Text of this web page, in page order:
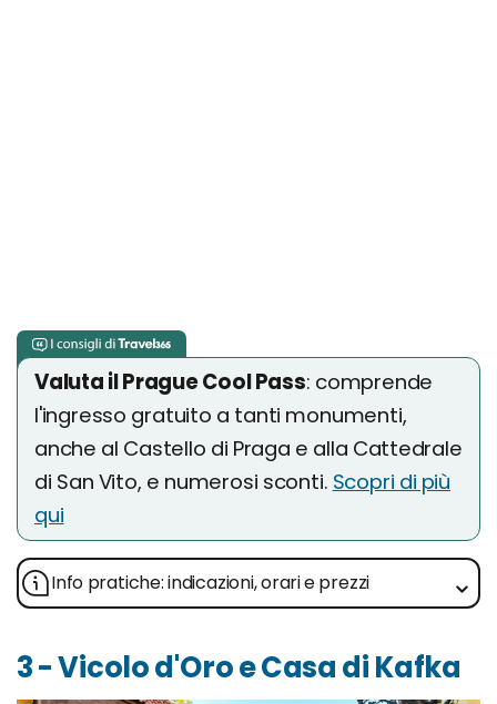
Valuta il Prague Cool Pass: comprende
l'ingresso gratuito a tanti monumenti,
anche al Castello di Praga e alla Cattedrale
di San Vito, e numerosi sconti. Scopri di più
qui
Info pratiche: indicazioni, orari e prezzi
3 - Vicolo d'Oro e Casa di Kafka